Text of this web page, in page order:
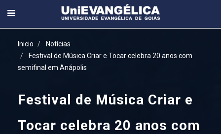
Inicio
Notícias
Festival de Música Criar e Tocar celebra 20 anos com
semifinal em Anápolis
Festival de Música Criar e
Tocar celebra 20 anos com